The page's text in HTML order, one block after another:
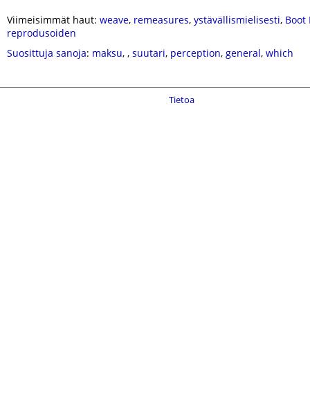
Viimeisimmät haut: weave, remeasures, ystävällismielisesti, Boot
reprodusoiden
Suosittuja sanoja: maksu, , suutari, perception, general, which
Tietoa